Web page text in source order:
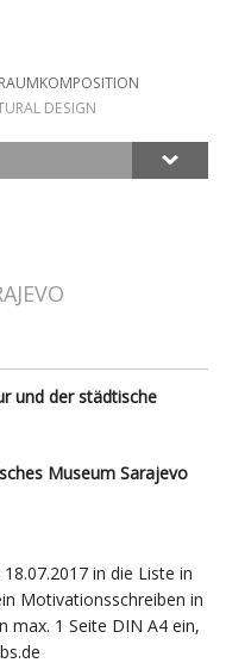
DESIGN
und der städtische
Museum Sarajevo
in die Liste in
Motivationsschreiben in
max. 1 Seite DIN A4 ein,